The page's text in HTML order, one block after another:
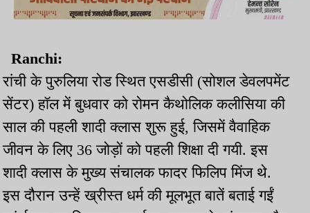
Ranchi:
रांची के पुरुलिया रोड स्थित एसडीसी (सोशल डेवलपमेंट
सेंटर) हॉल में बुधवार को रोमन कैथोलिक कलीसिया की
साल की पहली शादी क्लास शुरू हुई, जिसमें वैवाहिक
जीवन के लिए 36 जोड़ों को पहली शिक्षा दी गयी. इस
शादी क्लास के मुख्य संचालक फादर फिलिप मिंज थे.
इस दौरान उन्हें ख्रीस्त धर्म की मूलभूत बातें बताई गईं